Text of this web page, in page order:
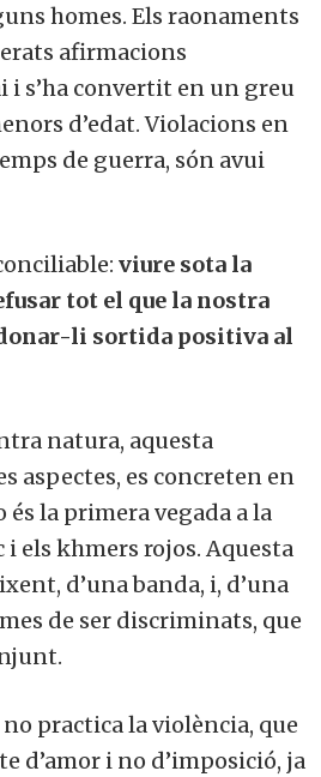
homes. Els raonaments
afirmacions
s’ha convertit en un greu
d’edat. Violacions en
de guerra, són avui
viure sota la
tot el que la nostra
li sortida positiva al
natura, aquesta
es concreten en
la primera vegada a la
els khmers rojos. Aquesta
d’una banda, i, d’una
de ser discriminats, que
practica la violència, que
d’amor i no d’imposició, ja